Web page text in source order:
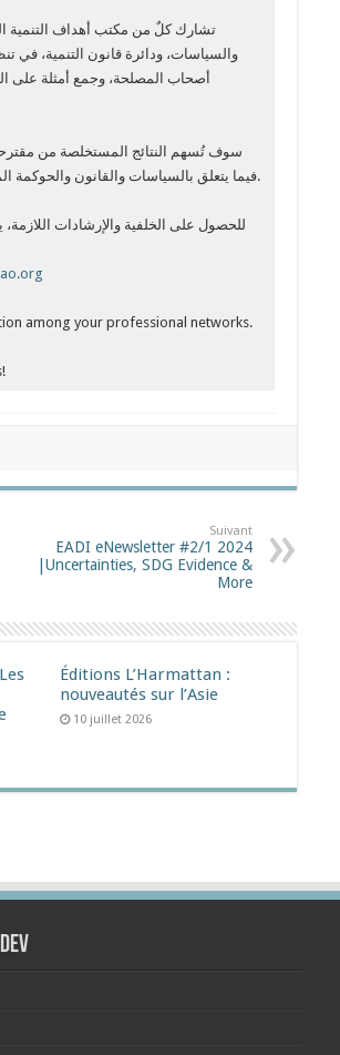
تشارك كلٌ من مكتب أهداف التنمية
والسياسات، ودائرة قانون التنمية، في
أصحاب المصلحة، وجمع أمثلة على
سوف تُسهم النتائج المستخلصة من
فيما يتعلق بالسياسات والقانون والحوكمة المطلوبة للوصول إلى نظم زراعية وغذائية أكثر شمولاً ومرونةً واستدامة.
للحصول على الخلفية والإرشادات
among your professional networks.
Suivant
EADI eNewsletter #2/1 2024
|Uncertainties, SDG Evidence &
More
Éditions L’Harmattan :
nouveautés sur l’Asie
10 juillet 2026